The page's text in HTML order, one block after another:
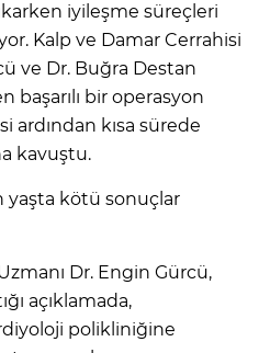
iyileşme süreçleri
Kalp ve Damar Cerrahisi
ve Dr. Buğra Destan
başarılı bir operasyon
ardından kısa sürede
kavuştu.
yaşta kötü sonuçlar
Dr. Engin Gürcü,
açıklamada,
polikliniğine